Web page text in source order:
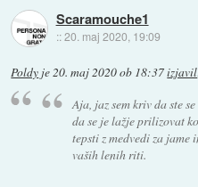
Scaramouche1
::20. maj 2020, 19:09
Poldy je20. maj 2020 ob 18:37izjavil
Aja, jaz sem kriv da ste
da se je lažje prilizovat
tepsti z medvedi za
vaših lenih riti.